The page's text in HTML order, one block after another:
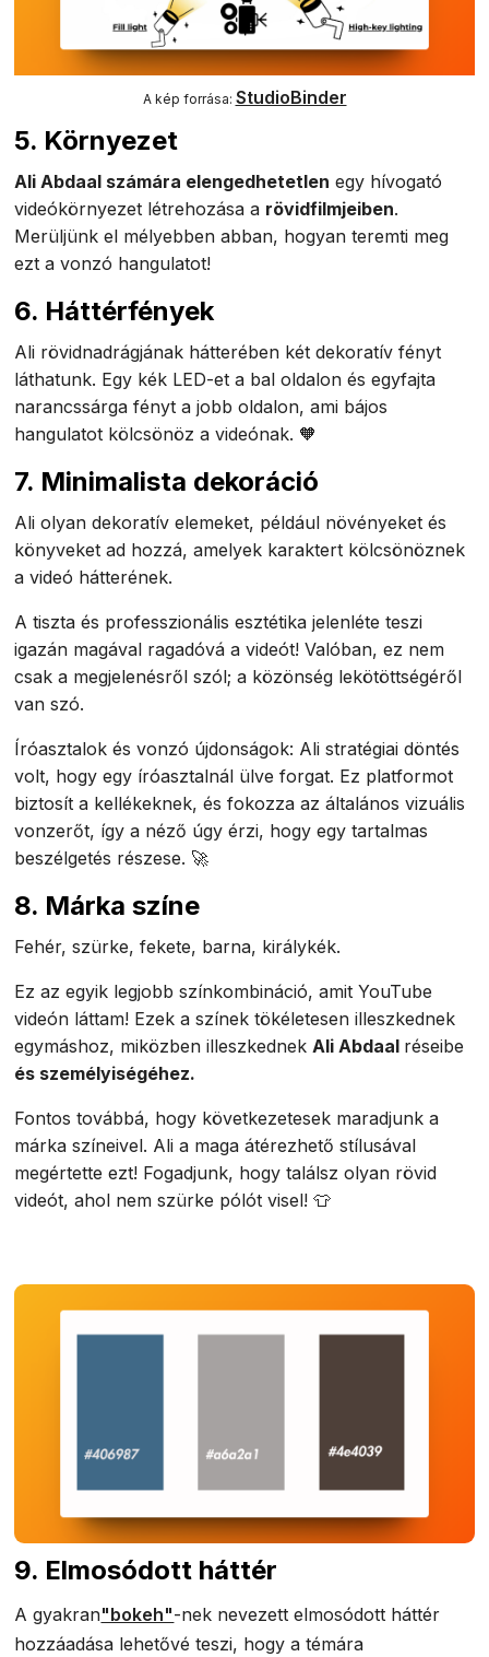
A kép forrása: StudioBinder
5. Környezet
Ali Abdaal számára elengedhetetlen egy hívogató
videókörnyezet létrehozása a rövidfilmjeiben.
Merüljünk el mélyebben abban, hogyan teremti meg
ezt a vonzó hangulatot!
6. Háttérfények
Ali rövidnadrágjának hátterében két dekoratív fényt
láthatunk. Egy kék LED-et a bal oldalon és egyfajta
narancssárga fényt a jobb oldalon, ami bájos
hangulatot kölcsönöz a videónak. 🧡
7. Minimalista dekoráció
Ali olyan dekoratív elemeket, például növényeket és
könyveket ad hozzá, amelyek karaktert kölcsönöznek
a videó hátterének.
A tiszta és professzionális esztétika jelenléte teszi
igazán magával ragadóvá a videót! Valóban, ez nem
csak a megjelenésről szól; a közönség lekötöttségéről
van szó.
Íróasztalok és vonzó újdonságok: Ali stratégiai döntés
volt, hogy egy íróasztalnál ülve forgat. Ez platformot
biztosít a kellékeknek, és fokozza az általános vizuális
vonzerőt, így a néző úgy érzi, hogy egy tartalmas
beszélgetés részese. 🚀
8. Márka színe
Fehér, szürke, fekete, barna, királykék.
Ez az egyik legjobb színkombináció, amit YouTube
videón láttam! Ezek a színek tökéletesen illeszkednek
egymáshoz, miközben illeszkednekAli Abdaal réseibe
és személyiségéhez.
Fontos továbbá, hogy következetesek maradjunk a
márka színeivel. Ali a maga átérezhető stílusával
megértette ezt! Fogadjunk, hogy találsz olyan rövid
videót, ahol nem szürke pólót visel! 👕
9. Elmosódott háttér
A gyakran"bokeh"-nek nevezett elmosódott háttér
hozzáadása lehetővé teszi, hogy a témára